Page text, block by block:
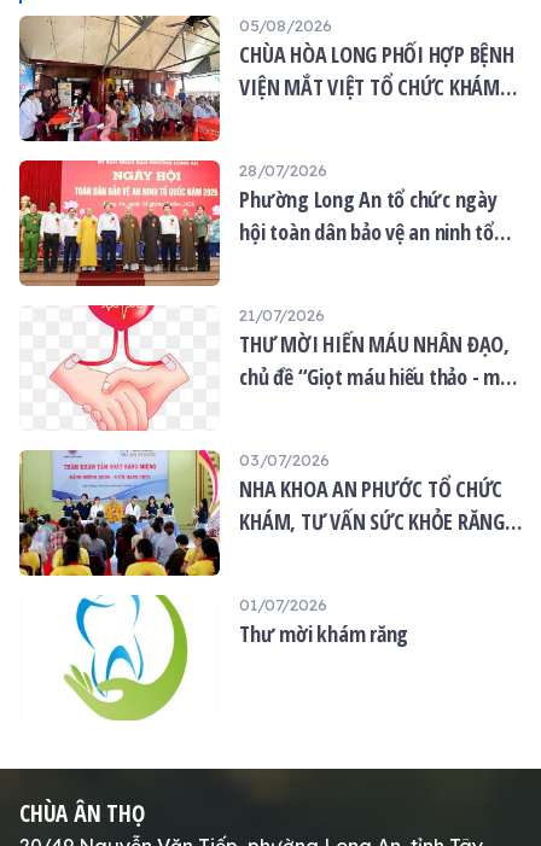
05/08/2026
CHÙA HÒA LONG PHỐI HỢP BỆNH
VIỆN MẮT VIỆT TỔ CHỨC KHÁM
28/07/2026
Phường Long An tổ chức ngày
hội toàn dân bảo vệ an ninh tổ
21/07/2026
THƯ MỜI HIẾN MÁU NHÂN ĐẠO,
chủ đề “Giọt máu hiếu thảo - mùa
03/07/2026
NHA KHOA AN PHƯỚC TỔ CHỨC
KHÁM, TƯ VẤN SỨC KHỎE RĂNG
01/07/2026
Thư mời khám răng
CHÙA ÂN THỌ